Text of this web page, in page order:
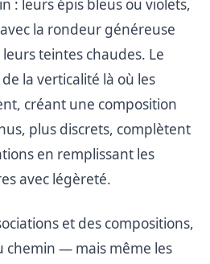
: leurs épis bleus ou violets,
la rondeur généreuse
teintes chaudes. Le
la verticalité là où les
créant une composition
plus discrets, complètent
en remplissant les
avec légèreté.
et des compositions,
chemin — mais même les